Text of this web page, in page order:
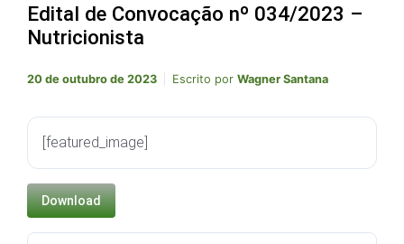
Edital de Convocação nº 034/2023 –
Nutricionista
20 de outubro de 2023 Escrito por Wagner Santana
[featured_image]
Download